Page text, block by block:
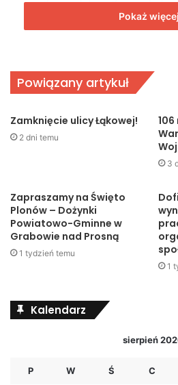
Praworządności RP przesłała
uczniom LI LO serdeczne
Pokaż więcej
Powiązany artykuł
Zamknięcie ulicy Łąkowej!
2 dni temu
3
Zapraszamy na Święto
Plonów – Dożynki
Powiatowo-Gminne w
Grabowie nad Prosną
1 tydzień temu
1
Kalendarz
sierpień
P W Ś C